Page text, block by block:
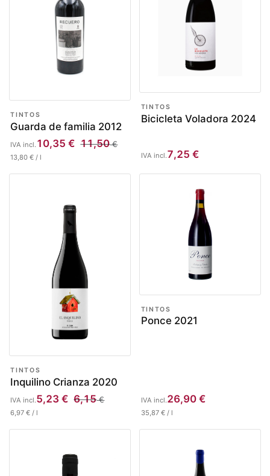
TINTOS
Guarda de familia 2012
10,35 € 11,50€
IVA incl.
13,80 € / l
TINTOS
Bicicleta Voladora 2024
7,25 €
IVA incl.
TINTOS
Inquilino Crianza 2020
5,23 € 6,15€
IVA incl.
6,97 € / l
TINTOS
Ponce 2021
26,90€
IVA incl.
35,87€/ l